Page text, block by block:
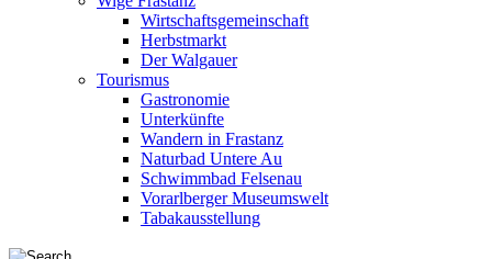
Wirtschaftsgemeinschaft
Herbstmarkt
Der Walgauer
Tourismus
Gastronomie
Unterkünfte
Wandern in Frastanz
Naturbad Untere Au
Schwimmbad Felsenau
Vorarlberger Museumswelt
Tabakausstellung